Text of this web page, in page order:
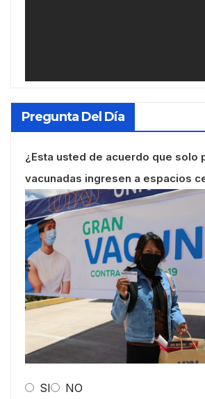
Pregunta Del Día
¿Esta usted de acuerdo que solo
vacunadas ingresen a espacios
SI NO